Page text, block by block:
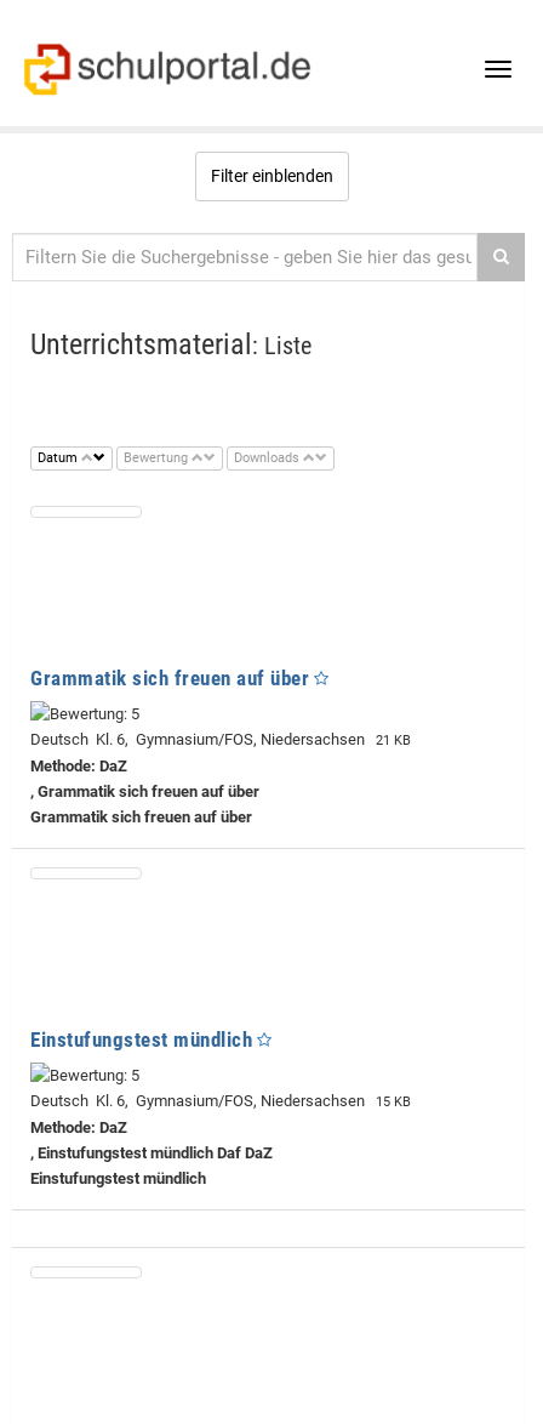
Toggle
Filter einblenden
Unterrichtsmaterial : Liste
Datum Bewertung Downloads
Grammatik sich freuen auf über
Deutsch Kl. 6, Gymnasium/FOS, Niedersachsen 21 KB
Methode: DaZ
, Grammatik sich freuen auf über
Grammatik sich freuen auf über
Einstufungstest mündlich
Deutsch Kl. 6, Gymnasium/FOS, Niedersachsen 15 KB
Methode: DaZ
, Einstufungstest mündlich Daf DaZ
Einstufungstest mündlich